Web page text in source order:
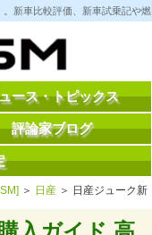
新車比較評価、新車試乗記や
ース・トピックス
評論家ブログ
＞ 日産 ＞ 日産ジューク新